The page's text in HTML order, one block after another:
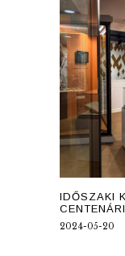
IDŐSZAKI
2024-05-20